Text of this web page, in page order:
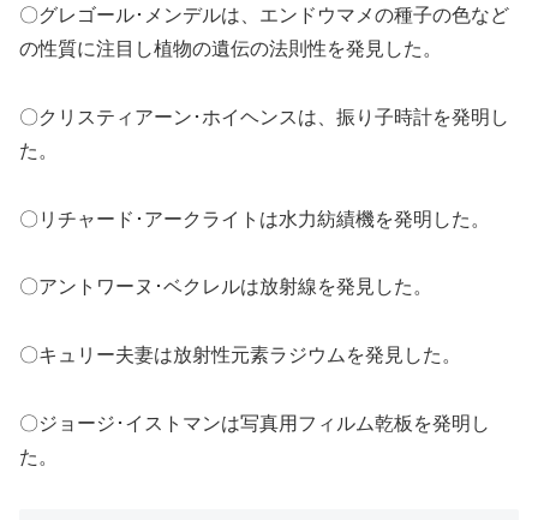
〇グレゴール･メンデルは、エンドウマメの種子の色など
の性質に注目し植物の遺伝の法則性を発見した。
〇クリスティアーン･ホイヘンスは、振り子時計を発明し
た。
〇リチャード･アークライトは水力紡績機を発明した。
〇アントワーヌ･ベクレルは放射線を発見した。
〇キュリー夫妻は放射性元素ラジウムを発見した。
〇ジョージ･イストマンは写真用フィルム乾板を発明し
た。